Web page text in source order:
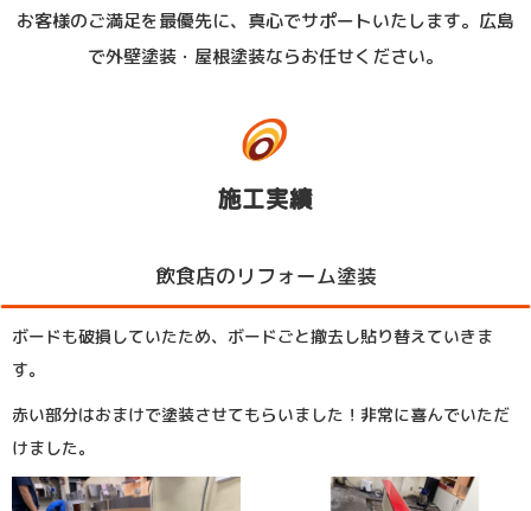
お客様のご満足を最優先に、真心でサポートいたします。広島
で外壁塗装・屋根塗装ならお任せください。
施工実績
飲食店のリフォーム塗装
ボードも破損していたため、ボードごと撤去し貼り替えていきま
す。
赤い部分はおまけで塗装させてもらいました！非常に喜んでいただ
けました。